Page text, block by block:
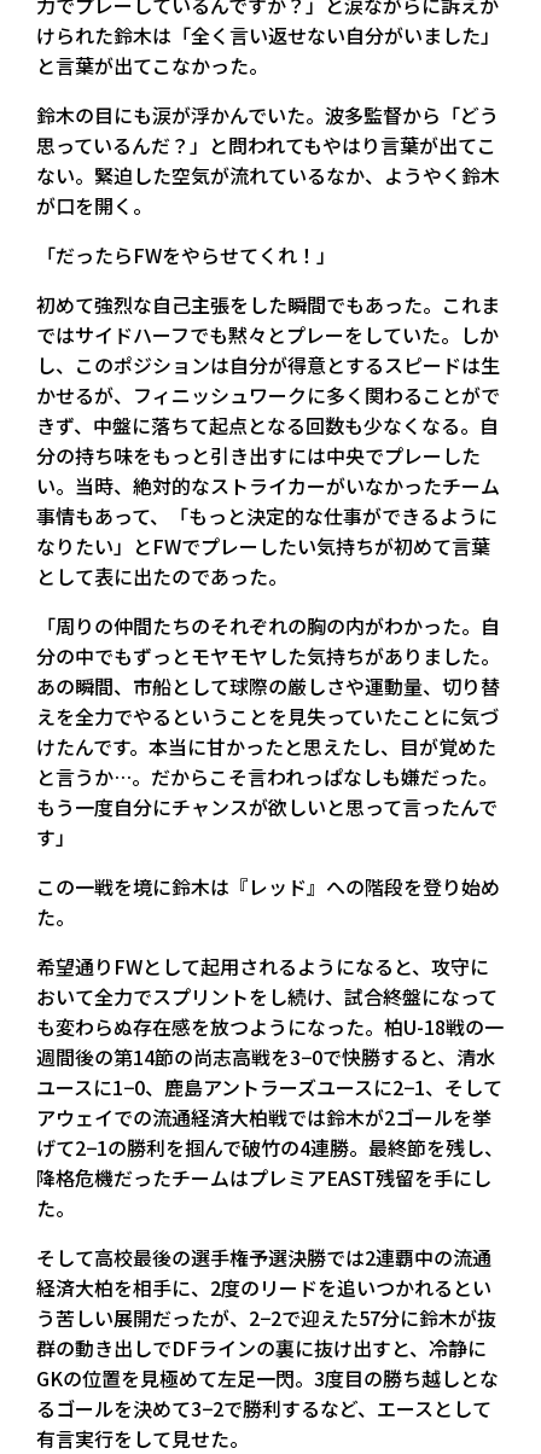
けられた鈴木は「全く言い返せない自分がいました」
と言葉が出てこなかった。
鈴木の目にも涙が浮かんでいた。波多監督から「どう
思っているんだ？」と問われてもやはり言葉が出てこ
ない。緊迫した空気が流れているなか、ようやく鈴木
が口を開く。
「だったらFWをやらせてくれ！」
初めて強烈な自己主張をした瞬間でもあった。これま
ではサイドハーフでも黙々とプレーをしていた。しか
し、このポジションは自分が得意とするスピードは生
かせるが、フィニッシュワークに多く関わることがで
きず、中盤に落ちて起点となる回数も少なくなる。自
分の持ち味をもっと引き出すには中央でプレーした
い。当時、絶対的なストライカーがいなかったチーム
事情もあって、「もっと決定的な仕事ができるように
なりたい」とFWでプレーしたい気持ちが初めて言葉
として表に出たのであった。
「周りの仲間たちのそれぞれの胸の内がわかった。自
分の中でもずっとモヤモヤした気持ちがありました。
あの瞬間、市船として球際の厳しさや運動量、切り替
えを全力でやるということを見失っていたことに気づ
けたんです。本当に甘かったと思えたし、目が覚めた
と言うか…。だからこそ言われっぱなしも嫌だった。
もう一度自分にチャンスが欲しいと思って言ったんで
す」
この一戦を境に鈴木は『レッド』への階段を登り始め
た。
希望通りFWとして起用されるようになると、攻守に
おいて全力でスプリントをし続け、試合終盤になって
も変わらぬ存在感を放つようになった。柏U-18戦の一
週間後の第14節の尚志高戦を3−0で快勝すると、清水
ユースに1−0、鹿島アントラーズユースに2−1、そして
アウェイでの流通経済大柏戦では鈴木が2ゴールを挙
げて2−1の勝利を掴んで破竹の4連勝。最終節を残し、
降格危機だったチームはプレミアEAST残留を手にし
た。
そして高校最後の選手権予選決勝では2連覇中の流通
経済大柏を相手に、2度のリードを追いつかれるとい
う苦しい展開だったが、2−2で迎えた57分に鈴木が抜
群の動き出しでDFラインの裏に抜け出すと、冷静に
GKの位置を見極めて左足一閃。3度目の勝ち越しとな
るゴールを決めて3−2で勝利するなど、エースとして
有言実行をして見せた。